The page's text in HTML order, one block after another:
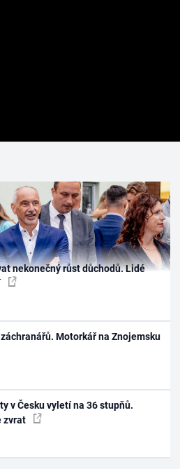
nekonečný růst důchodů. Lidé
Motorkář na Znojemsku
v Česku vyletí na 36 stupňů.
zvrat